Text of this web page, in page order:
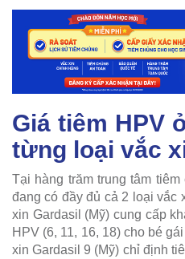
Giá tiêm HPV
từng loại vắc
Tại hàng trăm trung tâm
đang có đầy đủ cả 2 loại vắc
xin Gardasil (Mỹ) cung cấp
HPV (6, 11, 16, 18) cho bé
xin Gardasil 9 (Mỹ) chỉ định